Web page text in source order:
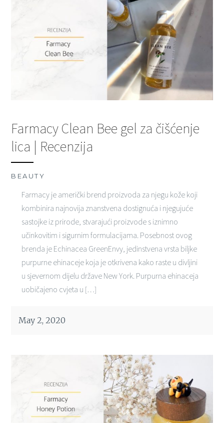
Farmacy Clean Bee gel za čišćenje
lica | Recenzija
BEAUTY
Farmacy je američki brend proizvoda za njegu kože koji
kombinira najnovija znanstvena dostignuća i njegujuće
sastojke iz prirode, stvarajući proizvode s iznimno
učinkovitim i sigurnim formulacijama. Posebnost ovog
brenda je Echinacea GreenEnvy, jedinstvena vrsta biljke
purpurne ehinaceje koja je otkrivena kako raste u divljini
u sjevernom dijelu države New York. Purpurna ehinaceja
uobičajeno cvjeta u […]
May 2, 2020